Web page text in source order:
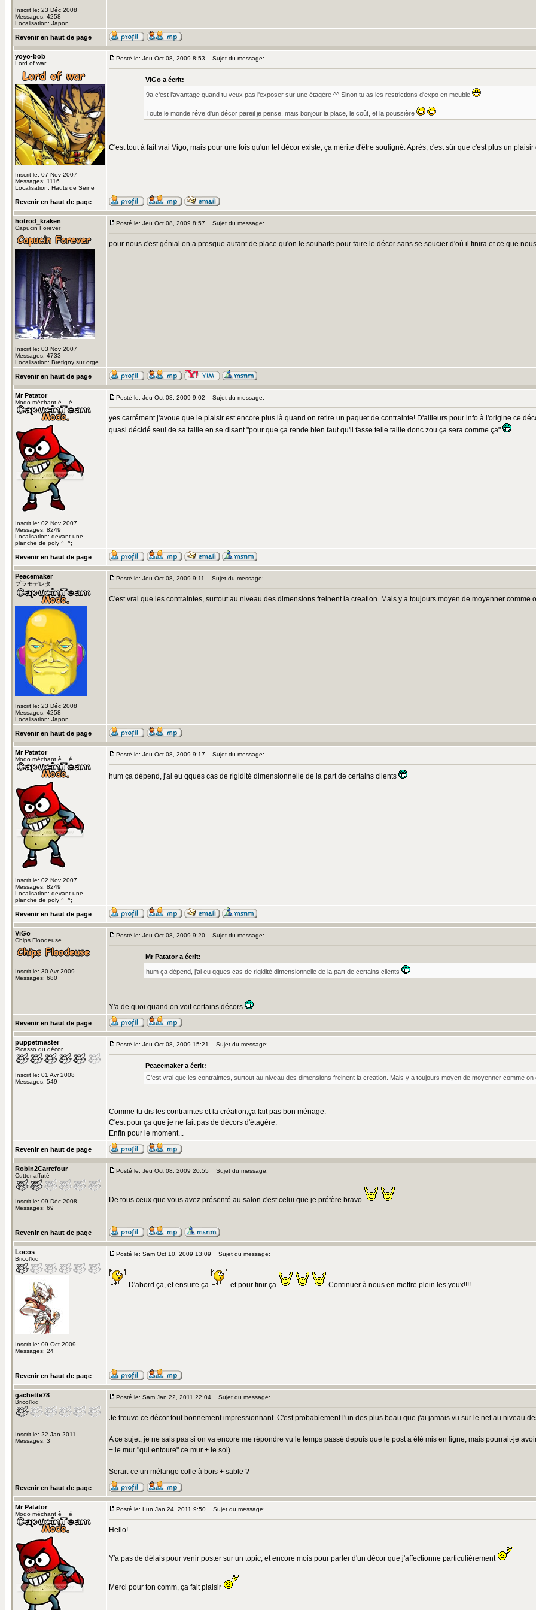
Inscrit le: 23 Déc 2008
Messages: 4258
Localisation: Japon
Revenir en haut de page
yoyo-bob
Lord of war
Inscrit le: 07 Nov 2007
Messages: 1116
Localisation: Hauts de Seine
Posté le: Jeu Oct 08, 2009 8:53 Sujet du message:
ViGo a écrit:
9a c'est l'avantage quand tu veux pas l'exposer sur une étagère ^^ Sinon tu as les restrictions d'expo en meuble
Toute le monde rêve d'un décor pareil je pense, mais bonjour la place, le coût, et la poussière
C'est tout à fait vrai Vigo, mais pour une fois qu'un tel décor existe, ça mérite d'être souligné. Après, c'est sûr que c'est plus un
Revenir en haut de page
hotrod_kraken
Capucin Forever
Inscrit le: 03 Nov 2007
Messages: 4733
Localisation: Bretigny sur orge
Posté le: Jeu Oct 08, 2009 8:57 Sujet du message:
pour nous c'est génial on a presque autant de place qu'on le souhaite pour faire le décor sans se soucier d'où il finira et ce que
Revenir en haut de page
Mr Patator
Modo méchant è__é
Inscrit le: 02 Nov 2007
Messages: 8249
Localisation: devant une
planche de poly ^_^;
Posté le: Jeu Oct 08, 2009 9:02 Sujet du message:
yes carrément j'avoue que le plaisir est encore plus là quand on retire un paquet de contrainte! D'ailleurs pour info à l'origine ce
quasi décidé seul de sa taille en se disant "pour que ça rende bien faut qu'il fasse telle taille donc zou ça sera comme ça"
Revenir en haut de page
Peacemaker
プラモデレタ
Inscrit le: 23 Déc 2008
Messages: 4258
Localisation: Japon
Posté le: Jeu Oct 08, 2009 9:11 Sujet du message:
C'est vrai que les contraintes, surtout au niveau des dimensions freinent la creation. Mais y a toujours moyen de moyenner comme
Revenir en haut de page
Mr Patator
Modo méchant è__é
Inscrit le: 02 Nov 2007
Messages: 8249
Localisation: devant une
planche de poly ^_^;
Posté le: Jeu Oct 08, 2009 9:17 Sujet du message:
hum ça dépend, j'ai eu qques cas de rigidité dimensionnelle de la part de certains clients
Revenir en haut de page
ViGo
Chips Floodeuse
Inscrit le: 30 Avr 2009
Messages: 680
Posté le: Jeu Oct 08, 2009 9:20 Sujet du message:
Mr Patator a écrit:
hum ça dépend, j'ai eu qques cas de rigidité dimensionnelle de la part de certains clients
Y'a de quoi quand on voit certains décors
Revenir en haut de page
puppetmaster
Picasso du décor
Inscrit le: 01 Avr 2008
Messages: 549
Posté le: Jeu Oct 08, 2009 15:21 Sujet du message:
Peacemaker a écrit:
C'est vrai que les contraintes, surtout au niveau des dimensions freinent la creation. Mais y a toujours moyen de moyenner comme on
Comme tu dis les contraintes et la création,ça fait pas bon ménage.
C'est pour ça que je ne fait pas de décors d'étagère.
Enfin pour le moment...
Revenir en haut de page
Robin2Carrefour
Cutter affuté
Inscrit le: 09 Déc 2008
Messages: 69
Posté le: Jeu Oct 08, 2009 20:55 Sujet du message:
De tous ceux que vous avez présenté au salon c'est celui que je préfère bravo
Revenir en haut de page
Locos
Bricol'kid
Inscrit le: 09 Oct 2009
Messages: 24
Posté le: Sam Oct 10, 2009 13:09 Sujet du message:
D'abord ça, et ensuite ça et pour finir ça Continuer à nous en mettre plein les yeux!!!!
Revenir en haut de page
gachette78
Bricol'kid
Inscrit le: 22 Jan 2011
Messages: 3
Posté le: Sam Jan 22, 2011 22:04 Sujet du message:
Je trouve ce décor tout bonnement impressionnant. C'est probablement l'un des plus beau que j'ai jamais vu sur le net au niveau
A ce sujet, je ne sais pas si on va encore me répondre vu le temps passé depuis que le post a été mis en ligne, mais pourrait-je
+ le mur "qui entoure" ce mur + le sol)
Serait-ce un mélange colle à bois + sable ?
Revenir en haut de page
Mr Patator
Modo méchant è__é
Posté le: Lun Jan 24, 2011 9:50 Sujet du message:
Hello!
Y'a pas de délais pour venir poster sur un topic, et encore mois pour parler d'un décor que j'affectionne particulièrement
Merci pour ton comm, ça fait plaisir